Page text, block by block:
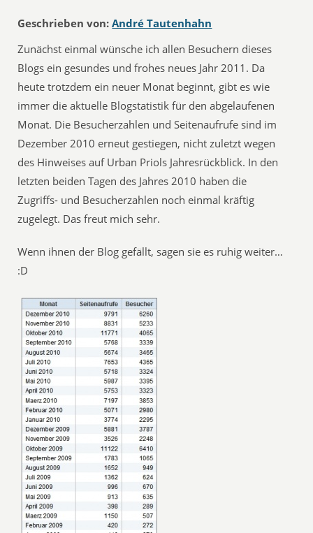
Geschrieben von: André Tautenhahn
Zunächst einmal wünsche ich allen Besuchern dieses
Blogs ein gesundes und frohes neues Jahr 2011. Da
heute trotzdem ein neuer Monat beginnt, gibt es wie
immer die aktuelle Blogstatistik für den abgelaufenen
Monat. Die Besucherzahlen und Seitenaufrufe sind im
Dezember 2010 erneut gestiegen, nicht zuletzt wegen
des Hinweises auf Urban Priols Jahresrückblick. In den
letzten beiden Tagen des Jahres 2010 haben die
Zugriffs- und Besucherzahlen noch einmal kräftig
zugelegt. Das freut mich sehr.
Wenn ihnen der Blog gefällt, sagen sie es ruhig weiter…
:D